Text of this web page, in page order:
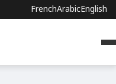
FrenchArabicEnglish